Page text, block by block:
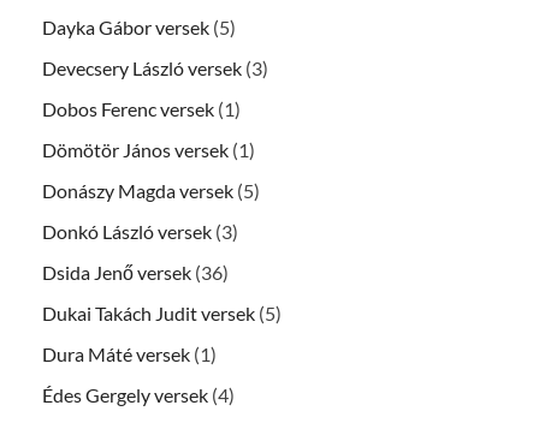
Dayka Gábor versek (5)
Devecsery László versek (3)
Dobos Ferenc versek (1)
Dömötör János versek (1)
Donászy Magda versek (5)
Donkó László versek (3)
Dsida Jenő versek (36)
Dukai Takách Judit versek (5)
Dura Máté versek (1)
Édes Gergely versek (4)